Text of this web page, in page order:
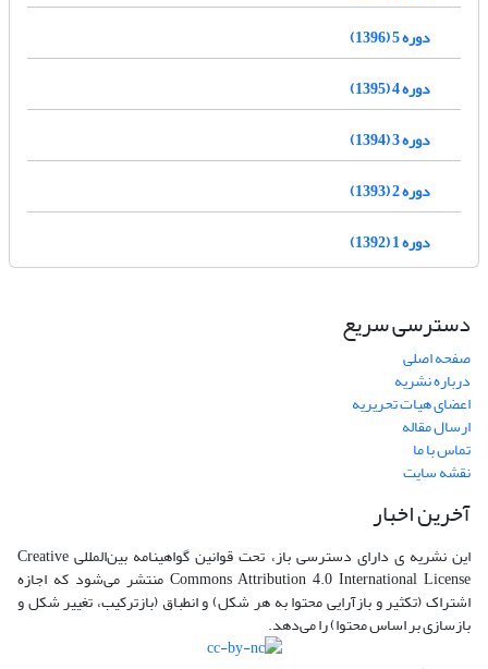
دوره 5 (1396)
دوره 4 (1395)
دوره 3 (1394)
دوره 2 (1393)
دوره 1 (1392)
دسترسی سریع
صفحه اصلی
درباره نشریه
اعضای هیات تحریریه
ارسال مقاله
تماس با ما
نقشه سایت
آخرین اخبار
این نشریه ی دارای دسترسی باز، تحت قوانین گواهینامه بین‌المللی Creative
Commons Attribution 4.0 International License منتشر می‌شود که اجازه
اشتراک (تکثیر و بازآرایی محتوا به هر شکل) و انطباق (بازترکیب، تغییر شکل و
بازسازی بر اساس محتوا) را می‌دهد.